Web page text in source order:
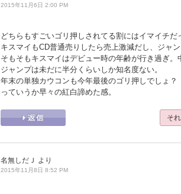
2015年11月6日 2:00 PM
どちらもすごいゴリ押しされてる割にはイマイチだ
キスマイもCD普通売りしたら売上激減だし、ジャ
そもそもキスマイはデビュー時の年齢が行き過ぎ。
ジャンプは未だに半分くらいしか知名度ない。
年末の単独カウコンも今年最後のゴリ押しでしょ？
っていうか早々の紅白諦めた感。
そ
名無しだＪ より
2015年11月8日 8:52 PM